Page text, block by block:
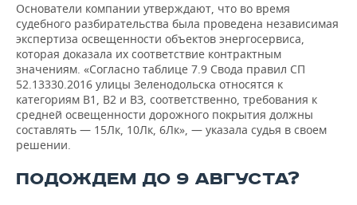
Основатели компании утверждают, что во время
судебного разбирательства была проведена независимая
экспертиза освещенности объектов энергосервиса,
которая доказала их соответствие контрактным
значениям. «Согласно таблице 7.9 Свода правил СП
52.13330.2016 улицы Зеленодольска относятся к
категориям В1, В2 и ВЗ, соответственно, требования к
средней освещенности дорожного покрытия должны
составлять — 15Лк, 10Лк, 6Лк», — указала судья в своем
решении.
ПОДОЖДЕМ ДО 9 АВГУСТА?